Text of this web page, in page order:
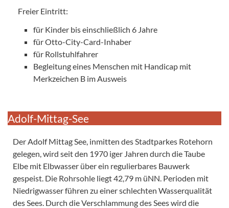
Freier Eintritt:
für Kinder bis einschließlich 6 Jahre
für Otto-City-Card-Inhaber
für Rollstuhlfahrer
Begleitung eines Menschen mit Handicap mit
Merkzeichen B im Ausweis
Adolf-Mittag-See
Der Adolf Mittag See, inmitten des Stadtparkes Rotehorn
gelegen, wird seit den 1970 iger Jahren durch die Taube
Elbe mit Elbwasser über ein regulierbares Bauwerk
gespeist. Die Rohrsohle liegt 42,79 m üNN. Perioden mit
Niedrigwasser führen zu einer schlechten Wasserqualität
des Sees. Durch die Verschlammung des Sees wird die